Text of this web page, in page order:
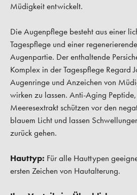
Müdigkeit entwickelt.
Die Augenpflege besteht aus einer
Tagespflege und einer
Augenpartie. Der enthaltende
Komplex in der Tagespflege Regard
Augenringe und Anzeichen von
wirken zu lassen. Anti-Aging
Meeresextrakt schützen vor den
blauem Licht und lassen
zurück gehen.
Hauttyp: Für alle Hauttypen
ersten Zeichen von Hautalterung.